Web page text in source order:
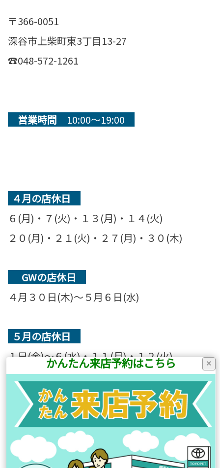
〒366-0051
深谷市上柴町東3丁目13-27
☎048-572-1261
営業時間 10:00～19:00
４月の店休日
６(月)・７(火)・１３(月)・１４(火)
２０(月)・２１(火)・２７(月)・３０(木)
GWの店休日
４月３０日(木)～５月６日(水)
５月の店休日
１日(金)～６(水)・１１(月)・１２(火)
１８(月)・２５(月)
前の記事へ 次の記事へ
×
かんたん来店予約はこちら